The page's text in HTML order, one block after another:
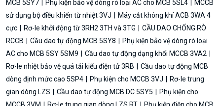
MCB 5SY7
Phụ kiện bảo vệ dòng rò loại AC cho MCB 5SL4
MCCB
sử dụng bộ điều khiển từ nhiệt 3VJ
Máy cắt không khí ACB 3WA 4
cực
Rơ-le khởi động từ 3RH2 3TH và 3TG
CẦU DAO CHỐNG RÒ
RCCB
Cầu dao tự động MCB 5SY8
Phụ kiện bảo vệ dòng rò loại
AC cho MCB 5SY 5SM9
Cầu dao tự động dạng khối MCCB 3VA2
Rơ-le nhiệt bảo vệ quá tải kiểu điện tử 3RB
Cầu dao tự động MCB
dòng định mức cao 5SP4
Phụ kiện cho MCCB 3VJ
Rơ-le trung
gian dòng LZS
Cầu dao tự động MCB DC 5SY5
Phụ kiện cho
MCCB 3VM
Rơ-le trung gian dòng LZS RT
Phụ kiện điện cho MCB